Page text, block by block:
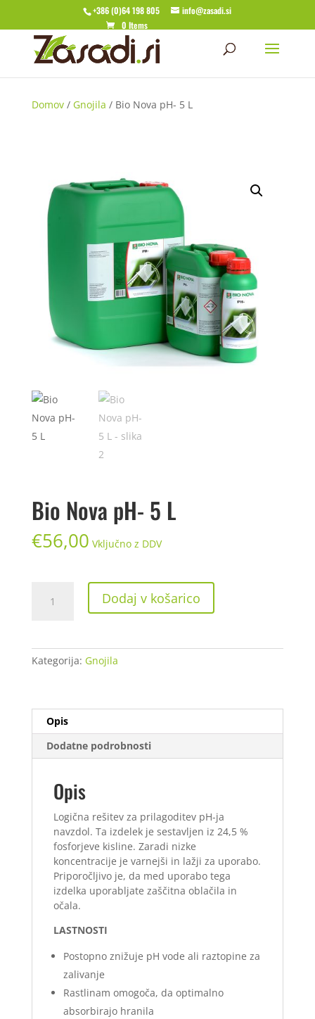
+386 (0)64 198 805
info@zasadi.si
0 Items
Domov/ Gnojila / Bio Nova pH- 5 L
Bio Nova pH- 5 L
€56,00 Vključno z DDV
Nova
L
količina
Dodaj v košarico
Kategorija: Gnojila
Opis
Dodatne podrobnosti
Opis
Logična rešitev za prilagoditev pH-ja
navzdol. Ta izdelek je sestavljen iz 24,5 %
fosforjeve kisline. Zaradi nizke
koncentracije je varnejši in lažji za uporabo.
Priporočljivo je, da med uporabo tega
izdelka uporabljate zaščitna oblačila in
očala.
LASTNOSTI
Postopno znižuje pH vode ali raztopine za
zalivanje
Rastlinam omogoča, da optimalno
absorbirajo hranila